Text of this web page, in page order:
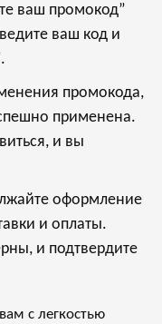
ваш промокод”
ваш код и
промокода,
применена.
и вы
оформление
и оплаты.
и подтвердите
с легкостью